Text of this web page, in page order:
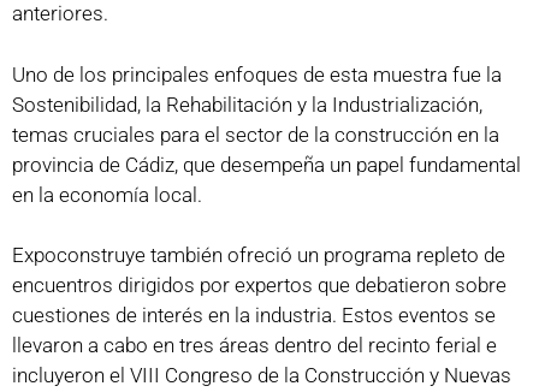
anteriores.
Uno de los principales enfoques de esta muestra fue la
Sostenibilidad, la Rehabilitación y la Industrialización,
temas cruciales para el sector de la construcción en la
provincia de Cádiz, que desempeña un papel fundamental
en la economía local.
Expoconstruye también ofreció un programa repleto de
encuentros dirigidos por expertos que debatieron sobre
cuestiones de interés en la industria. Estos eventos se
llevaron a cabo en tres áreas dentro del recinto ferial e
incluyeron el VIII Congreso de la Construcción y Nuevas